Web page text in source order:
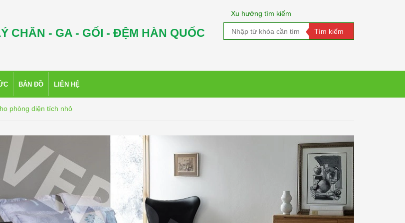
CHĂN - GA - GỐI - ĐỆM HÀN QUỐC
Xu hướng tìm kiếm
BẢN ĐỒ LIÊN HỆ
phòng diện tích nhỏ